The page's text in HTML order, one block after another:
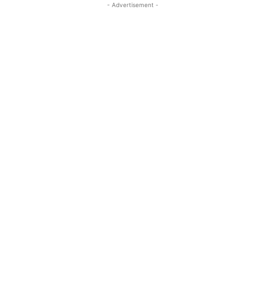
- Advertisement -